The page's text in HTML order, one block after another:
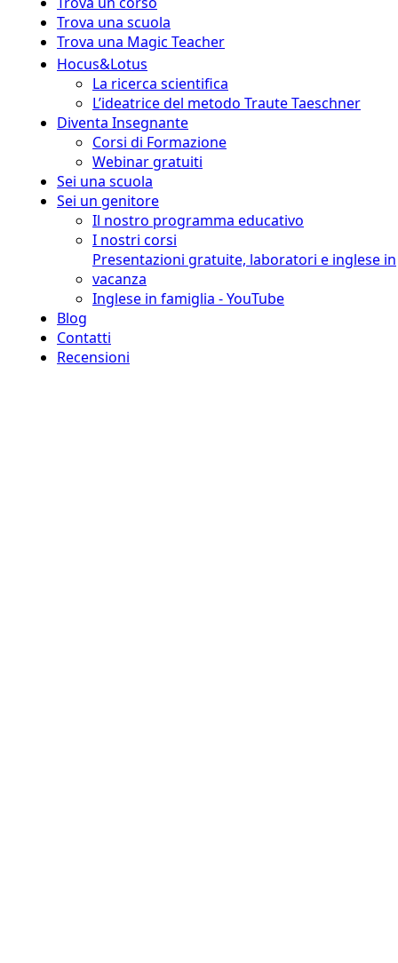
Trova una scuola
Trova una Magic Teacher
Hocus&Lotus
La ricerca scientifica
L’ideatrice del metodo Traute Taeschner
Diventa Insegnante
Corsi di Formazione
Webinar gratuiti
Sei una scuola
Sei un genitore
Il nostro programma educativo
I nostri corsi
Presentazioni gratuite, laboratori e inglese in
vacanza
Inglese in famiglia - YouTube
Blog
Contatti
Recensioni